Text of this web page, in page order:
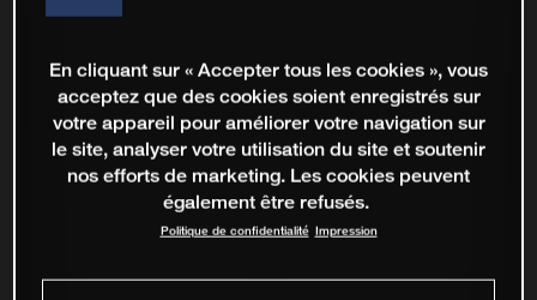
En cliquant sur « Accepter tous les cookies », vous
acceptez que des cookies soient enregistrés sur
votre appareil pour améliorer votre navigation sur
le site, analyser votre utilisation du site et soutenir
nos efforts de marketing. Les cookies peuvent
également être refusés.
Politique de confidentialité Impression